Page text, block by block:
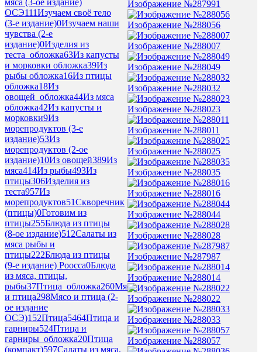
мяса (3-ое издание)
ОСЭ111Изучаем своё тело
(3-е издание)0Изучаем наши
чувства (2-е
издание)0Изделия из
теста_обложка63Из капусты
и морковки обложка39Из
рыбы обложка16Из птицы
обложка18Из
овощей_обложка44Из мяса
обложка42Из капусты и
морковки9Из
морепродуктов (3-е
издание)53Из
морепродуктов (2-ое
издание)10Из овощей389Из
мяса414Из рыбы493Из
птицы306Изделия из
теста957Из
морепродуктов51Скворечник
(птицы)0Готовим из
птицы255Блюда из птицы
(8-ое издание)512Салаты из
мяса рыбы и
птицы222Блюда из птицы
(9-е издание) Роосса0Блюда
из мяса, птицы,
рыбы37Птица_обложка260Мясо
и птица298Мясо и птица (2-
ое издание
ОСЭ)152Птица5464Птица и
гарниры524Птица и
гарниры_обложка20Птица
(компакт)597Салаты из мяса,
Изображение №287991
Изображение №288056
Изображение №288007
Изображение №288049
Изображение №288032
Изображение №288023
Изображение №288011
Изображение №288025
Изображение №288035
Изображение №288016
Изображение №288044
Изображение №288028
Изображение №287987
Изображение №288014
Изображение №288022
Изображение №288033
Изображение №288057